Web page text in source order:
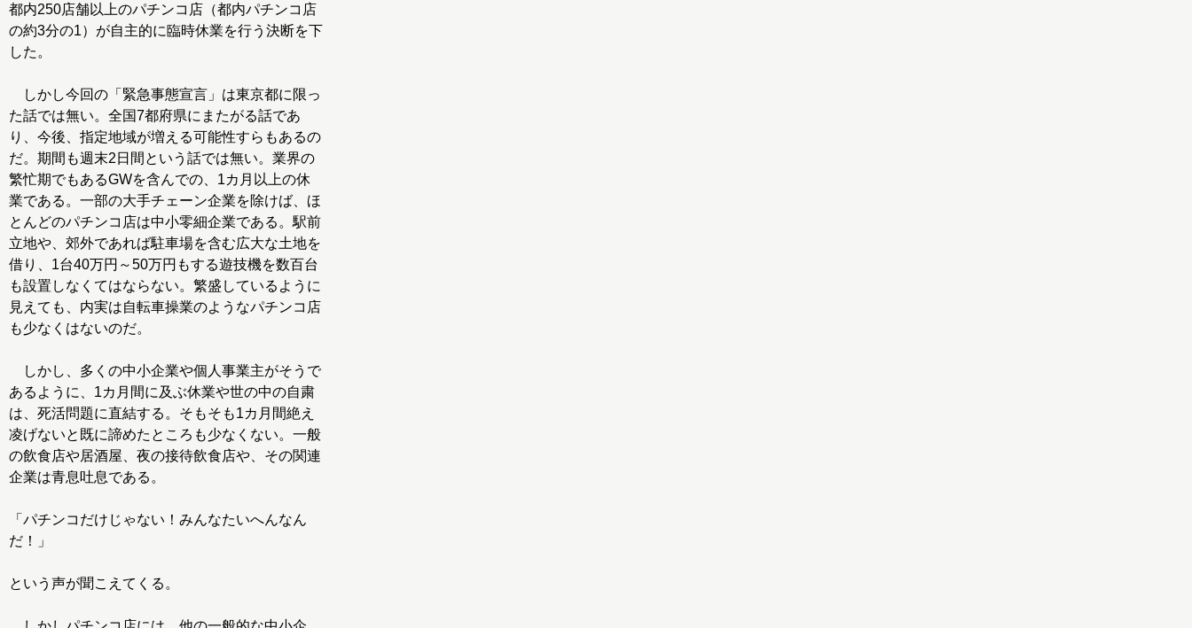
都内250店舗以上のパチンコ店（都内パチンコ店
の約3分の1）が自主的に臨時休業を行う決断を下
した。
しかし今回の「緊急事態宣言」は東京都に限っ
た話では無い。全国7都府県にまたがる話であ
り、今後、指定地域が増える可能性すらもあるの
だ。期間も週末2日間という話では無い。業界の
繁忙期でもあるGWを含んでの、1カ月以上の休
業である。一部の大手チェーン企業を除けば、ほ
とんどのパチンコ店は中小零細企業である。駅前
立地や、郊外であれば駐車場を含む広大な土地を
借り、1台40万円～50万円もする遊技機を数百台
も設置しなくてはならない。繁盛しているように
見えても、内実は自転車操業のようなパチンコ店
も少なくはないのだ。
しかし、多くの中小企業や個人事業主がそうで
あるように、1カ月間に及ぶ休業や世の中の自粛
は、死活問題に直結する。そもそも1カ月間絶え
凌げないと既に諦めたところも少なくない。一般
の飲食店や居酒屋、夜の接待飲食店や、その関連
企業は青息吐息である。
「パチンコだけじゃない！みんなたいへんなん
だ！」
という声が聞こえてくる。